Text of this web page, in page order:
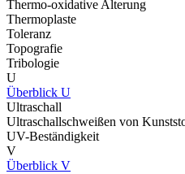
Thermo-oxidative Alterung
Thermoplaste
Toleranz
Topografie
Tribologie
U
Überblick U
Ultraschall
Ultraschallschweißen von
UV-Beständigkeit
V
Überblick V